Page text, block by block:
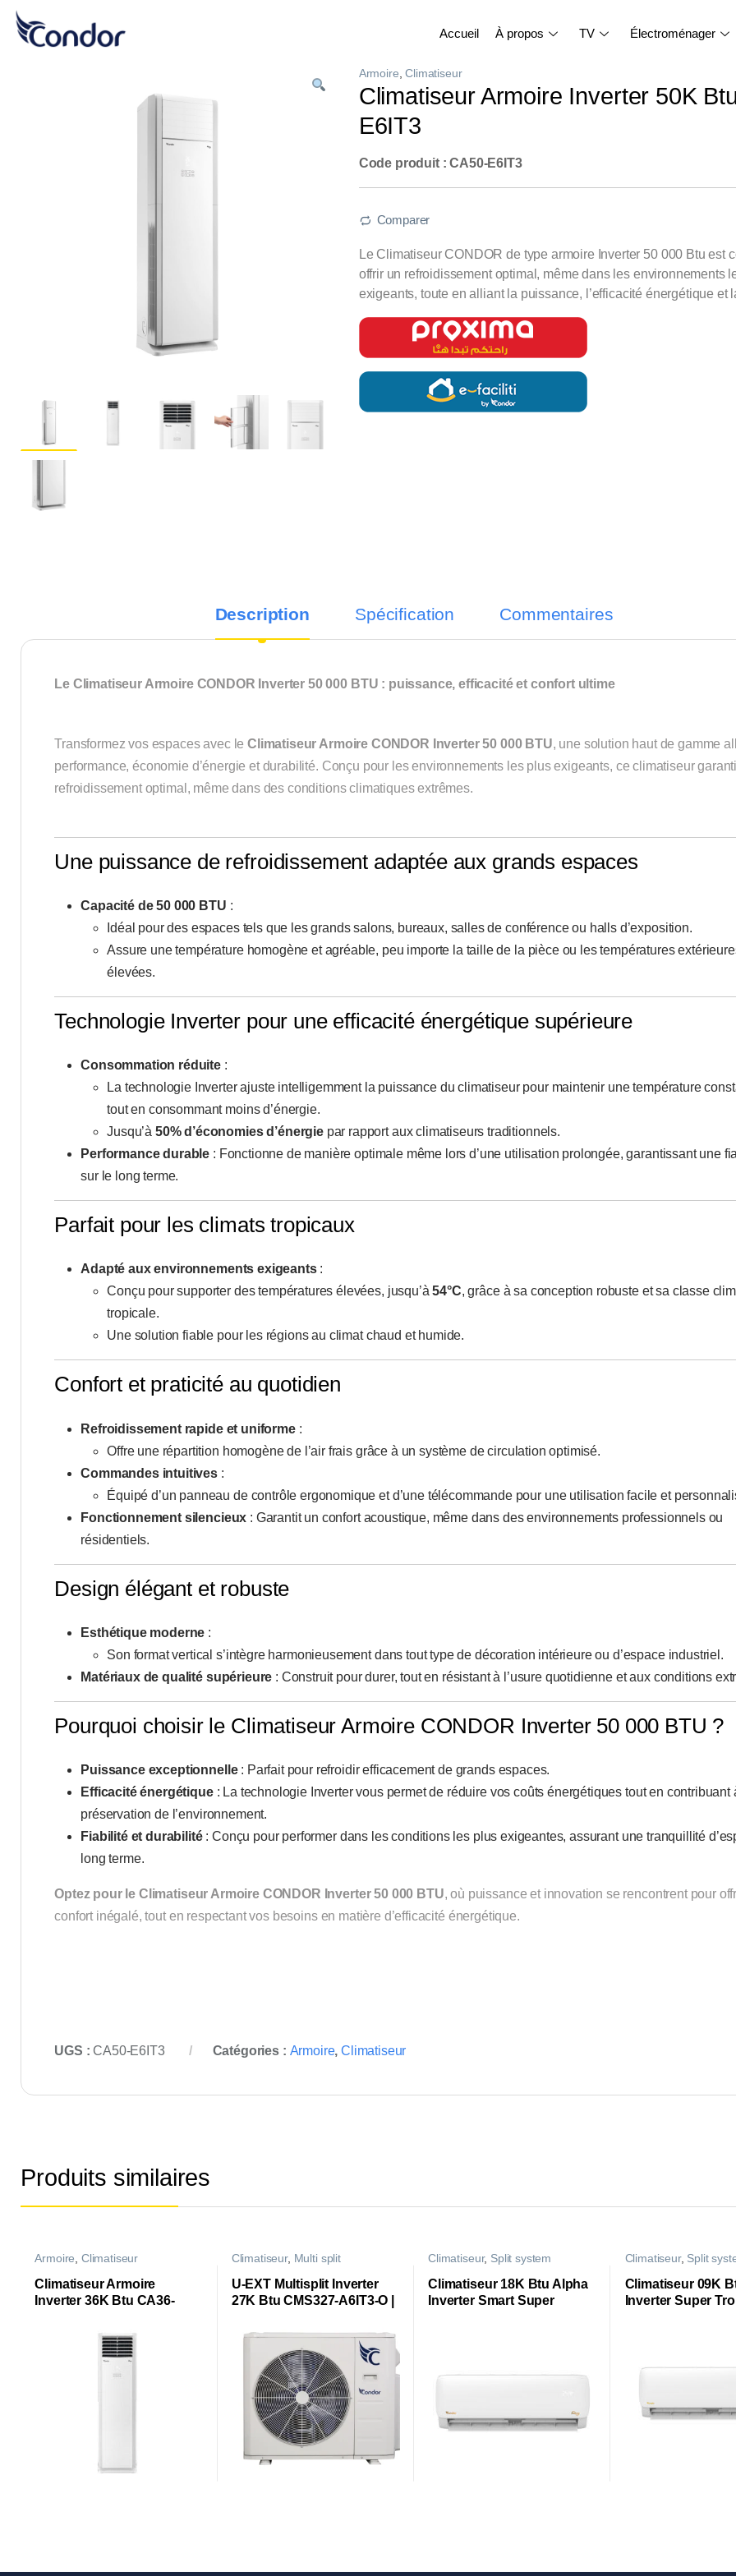
Accueil À propos TV Électroménager
Armoire,Climatiseur
Climatiseur Armoire Inverter 50K
E6IT3
Code produit : CA50-E6IT3
Comparer
Le Climatiseur CONDOR de type armoire Inverter 50 000 Btu est
offrir un refroidissement optimal, même dans les environnements
exigeants, toute en alliant la puissance, l’efficacité énergétique et
Description Spécification Commentaires
Le Climatiseur Armoire CONDOR Inverter 50 000 BTU : puissance, efficacité et confort ultime
Transformez vos espaces avec leClimatiseur Armoire CONDOR Inverter 50 000 BTU, une solution haut de gamme
performance, économie d’énergie et durabilité. Conçu pour les environnements les plus exigeants, ce climatiseur
refroidissement optimal, même dans des conditions climatiques extrêmes.
Une puissance de refroidissement adaptée aux grands espaces
Capacité de 50 000 BTU :
Idéal pour des espaces tels que les grands salons, bureaux, salles de conférence ou halls d’exposition.
Assure une température homogène et agréable, peu importe la taille de la pièce ou les températures
élevées.
Technologie Inverter pour une efficacité énergétique supérieure
Consommation réduite :
La technologie Inverter ajuste intelligemment la puissance du climatiseur pour maintenir une température
tout en consommant moins d’énergie.
Jusqu’à 50% d’économies d’énergiepar rapport aux climatiseurs traditionnels.
Performance durable : Fonctionne de manière optimale même lors d’une utilisation prolongée, garantissant une
sur le long terme.
Parfait pour les climats tropicaux
Adapté aux environnements exigeants:
Conçu pour supporter des températures élevées, jusqu’à54°C, grâce à sa conception robuste et sa classe
tropicale.
Une solution fiable pour les régions au climat chaud et humide.
Confort et praticité au quotidien
Refroidissement rapide et uniforme:
Offre une répartition homogène de l’air frais grâce à un système de circulation optimisé.
Commandes intuitives :
Équipé d’un panneau de contrôle ergonomique et d’une télécommande pour une utilisation facile et
Fonctionnement silencieux : Garantit un confort acoustique, même dans des environnements professionnels ou
résidentiels.
Design élégant et robuste
Esthétique moderne :
Son format vertical s’intègre harmonieusement dans tout type de décoration intérieure ou d’espace industriel.
Matériaux de qualité supérieure : Construit pour durer, tout en résistant à l’usure quotidienne et aux conditions
Pourquoi choisir le Climatiseur Armoire CONDOR Inverter 50 000 BTU ?
Puissance exceptionnelle: Parfait pour refroidir efficacement de grands espaces.
Efficacité énergétique: La technologie Inverter vous permet de réduire vos coûts énergétiques tout en contribuant
préservation de l’environnement.
Fiabilité et durabilité: Conçu pour performer dans les conditions les plus exigeantes, assurant une tranquillité
long terme.
Optez pour le Climatiseur Armoire CONDOR Inverter 50 000 BTU, où puissance et innovation se rencontrent pour
confort inégalé, tout en respectant vos besoins en matière d’efficacité énergétique.
UGS :CA50-E6IT3 Catégories : Armoire,Climatiseur
Produits similaires
Armoire Climatiseur
Climatiseur Armoire
Inverter 36K Btu CA36-
Climatiseur, Multi split
U-EXT Multisplit Inverter
27K Btu CMS327-A6IT3-O |
Climatiseur, Split system
Climatiseur 18K Btu Alpha
Inverter Smart Super
Climatiseur, Split
Climatiseur 09K
Inverter Super